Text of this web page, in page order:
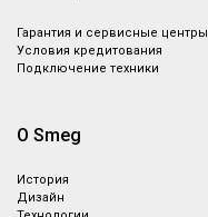
Гарантия и сервисные центры
Условия кредитования
Подключение техники
О Smeg
История
Дизайн